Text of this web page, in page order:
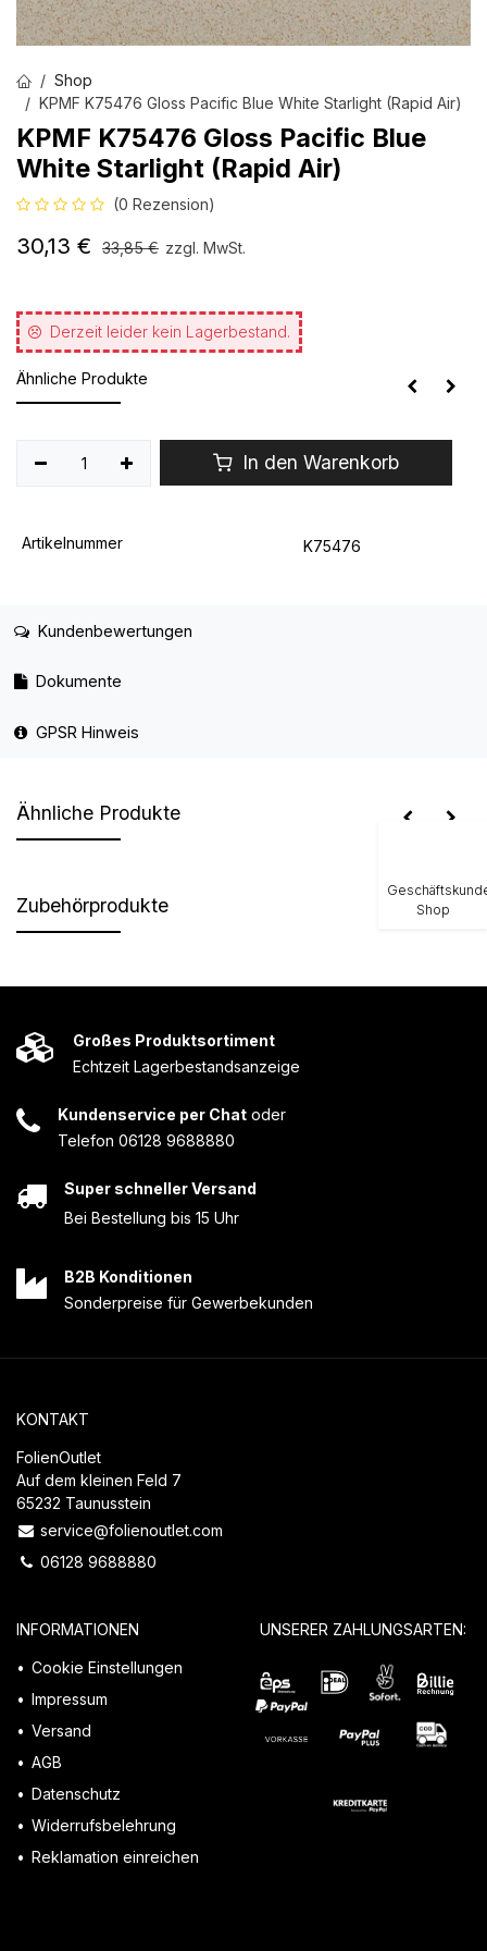
Shop
KPMF K75476 Gloss Pacific Blue White Starlight (Rapid Air)
KPMF K75476 Gloss Pacific Blue
White Starlight (Rapid Air)
(0 Rezension)
30,13 € 33,85€ zzgl. MwSt.
Derzeit leider kein Lagerbestand.
Ähnliche Produkte
In den Warenkorb
Artikelnummer K75476
Kundenbewertungen
Dokumente
GPSR Hinweis
Ähnliche Produkte
Zubehörprodukte
Großes Produktsortiment
Echtzeit Lagerbestandsanzeige
Kundenservice per Chat oder
Telefon 06128 9688880
Super schneller Versand
Bei Bestellung bis 15 Uhr
B2B Konditionen
Sonderpreise für Gewerbekunden
KONTAKT
FolienOutlet
Auf dem kleinen Feld 7
65232 Taunusstein
service@folienoutlet.com
06128 9688880
INFORMATIONEN
Cookie Einstellungen
Impressum
Versand
AGB
Datenschutz
Widerrufsbelehrung
Reklamation einreichen
UNSERER ZAHLUNGSARTEN:
Shop